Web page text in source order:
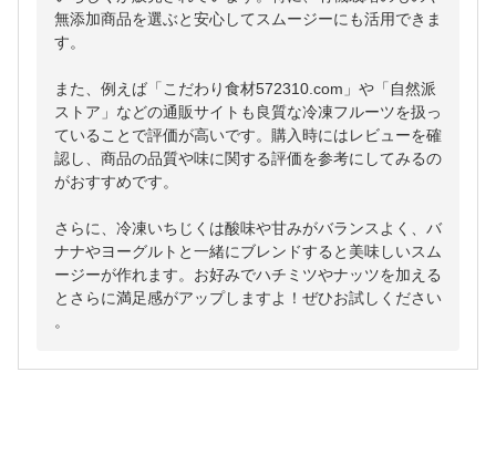
無添加商品を選ぶと安心してスムージーにも活用できま
す。
また、例えば「こだわり食材572310.com」や「自然派
ストア」などの通販サイトも良質な冷凍フルーツを扱っ
ていることで評価が高いです。購入時にはレビューを確
認し、商品の品質や味に関する評価を参考にしてみるの
がおすすめです。
さらに、冷凍いちじくは酸味や甘みがバランスよく、バ
ナナやヨーグルトと一緒にブレンドすると美味しいスム
ージーが作れます。お好みでハチミツやナッツを加える
とさらに満足感がアップしますよ！ぜひお試しください
。